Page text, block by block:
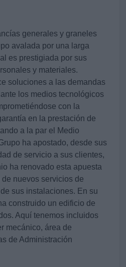
generales y graneles
avalada por una larga
es prestigiada por sus
y materiales.
soluciones a las demandas
los medios tecnológicos
con la
en la prestación de
a la par el Medio
ha apostado, desde sus
de servicio a sus clientes,
ha renovado esta apuesta
nuevos servicios de
sus instalaciones. En su
construido un edificio de
Aquí tenemos incluidos
mecánico, área de
de Administración